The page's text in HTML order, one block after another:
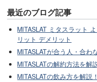
最近のブログ記事
MITASLAT ミタスラット
リット デメリット
MITASLATが合う人・合わ
MITASLATの解約方法を解
MITASLATの飲み方を解